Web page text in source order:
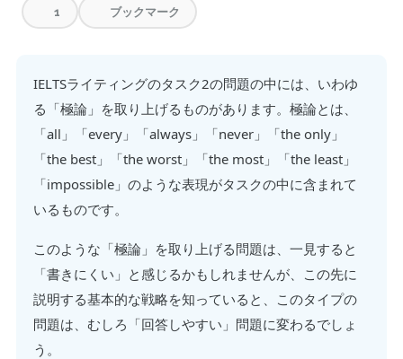
1 ブックマーク
IELTSライティングのタスク2の問題の中には、いわゆ
る「極論」を取り上げるものがあります。極論とは、
「all」「every」「always」「never」「the only」
「the best」「the worst」「the most」「the least」
「impossible」のような表現がタスクの中に含まれて
いるものです。
このような「極論」を取り上げる問題は、一見すると
「書きにくい」と感じるかもしれませんが、この先に
説明する基本的な戦略を知っていると、このタイプの
問題は、むしろ「回答しやすい」問題に変わるでしょ
う。